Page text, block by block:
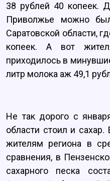
38 рублей 40 копеек.
Приволжье можно
Саратовской области,
копеек. А вот
приходилось в
литр молока аж 49,1
Не так дорого с
области стоил и
жителям региона в
сравнения, в
сахарного песка